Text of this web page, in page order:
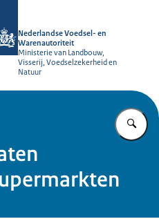
Nederlandse Voedsel- en
Warenautoriteit
Ministerie van Landbouw,
Visserij, Voedselzekerheid en
Natuur